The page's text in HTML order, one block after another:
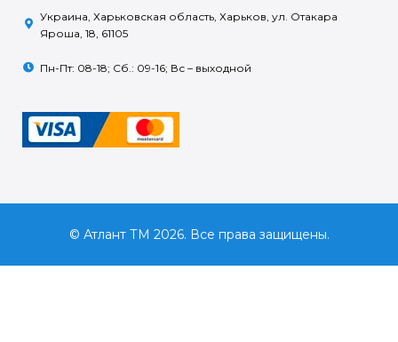
Украина, Харьковская область, Харьков, ул. Отакара
Яроша, 18, 61105
Пн-Пт: 08-18; Сб.: 09-16; Вс – выходной
© Атлант ТМ 2026. Все права защищены.